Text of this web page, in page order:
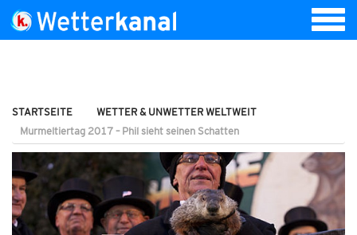
STARTSEITE
WETTER & UNWETTER WELTWEIT
Murmeltiertag 2017 – Phil sieht seinen Schatten